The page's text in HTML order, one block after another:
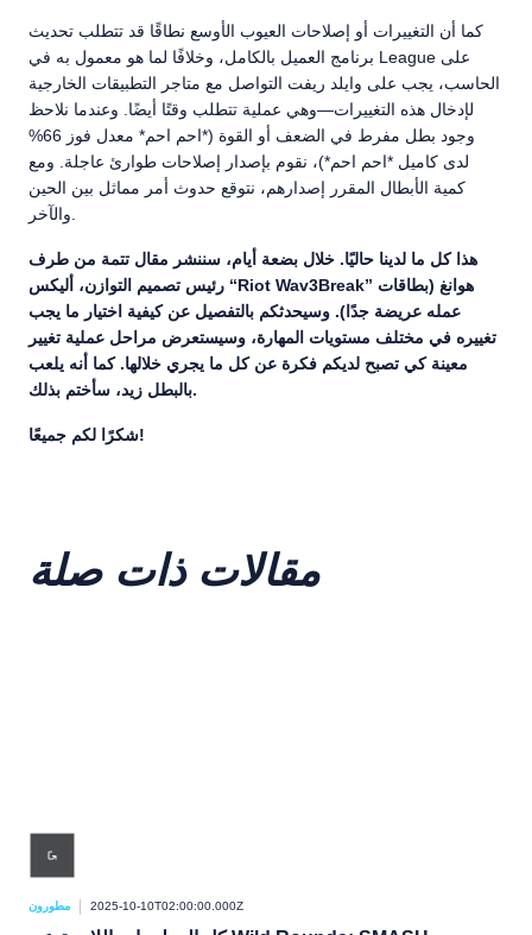
كما أن التغييرات أو إصلاحات العيوب الأوسع نطاقًا قد تتطلب تحديث
برنامج العميل بالكامل، وخلافًا لما هو معمول به في League على
الحاسب، يجب على وايلد ريفت التواصل مع متاجر التطبيقات الخارجية
لإدخال هذه التغييرات—وهي عملية تتطلب وقتًا أيضًا. وعندما نلاحظ
وجود بطل مفرط في الضعف أو القوة (*احم احم* معدل فوز 66%
لدى كاميل *احم احم*)، نقوم بإصدار إصلاحات طوارئ عاجلة. ومع
كمية الأبطال المقرر إصدارهم، نتوقع حدوث أمر مماثل بين الحين
هذا كل ما لدينا حاليًا. خلال بضعة أيام، سننشر مقال تتمة من طرف
رئيس تصميم التوازن، أليكس “Riot Wav3Break” هوانغ (بطاقات
عمله عريضة جدًا). وسيحدثكم بالتفصيل عن كيفية اختيار ما يجب
تغييره في مختلف مستويات المهارة، وسيستعرض مراحل عملية تغيير
معينة كي تصبح لديكم فكرة عن كل ما يجري خلالها. كما أنه يلعب
بالبطل زيد، سأختم بذلك.
شكرًا لكم جميعًا!
مقالات ذات صلة
مطورون 2025-10-10T02:00:00.000Z